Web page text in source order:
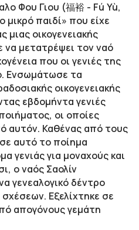
Φου Γιου (福裕 - Fú Yù,
μικρό παιδί» που είχε
μιας οικογενειακής
να μετατρέψει τον ναό
που οι γενιές της
Ενσωμάτωσε τα
οικογενειακής
εβδομήντα γενιές
οι οποίες
αυτόν. Καθένας από τους
αυτό το ποίημα
γενιάς για μοναχούς και
ο ναός Σαολίν
γενεαλογικό δέντρο
Εξελίχτηκε σε
απογόνους γεμάτη